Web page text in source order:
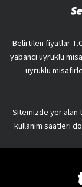
Belirtilen fiyatlar
yabancı uyruklu
uyruklu
Sitemizde yer alan
kullanım saatleri